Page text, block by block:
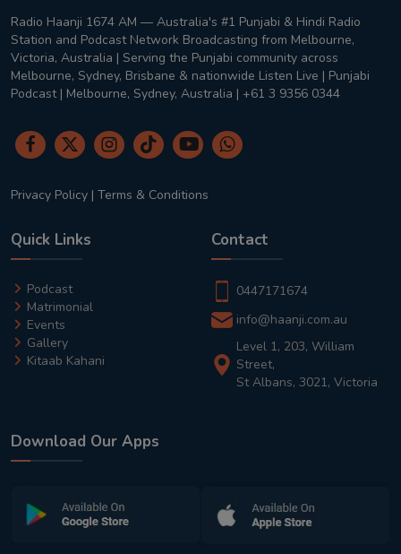
Radio Haanji 1674 AM — Australia's #1 Punjabi & Hindi Radio
Station and Podcast Network Broadcasting from Melbourne,
Victoria, Australia | Serving the Punjabi community across
Melbourne, Sydney, Brisbane & nationwide Listen Live | Punjabi
Podcast | Melbourne, Sydney, Australia | +61 3 9356 0344
Privacy Policy | Terms & Conditions
Quick Links
Podcast
Matrimonial
Events
Gallery
Kitaab Kahani
Contact
0447171674
info@haanji.com.au
Level 1, 203, William
Street,
St Albans, 3021, Victoria
Download Our Apps